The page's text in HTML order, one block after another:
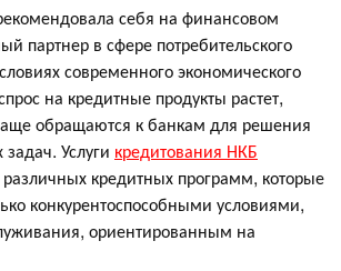
себя на финансовом
партнер в сфере потребительского
современного экономического
на кредитные продукты растет,
обращаются к банкам для решения
Услуги кредитования НКБ
кредитных программ, которые
конкурентоспособными условиями,
ориентированным на